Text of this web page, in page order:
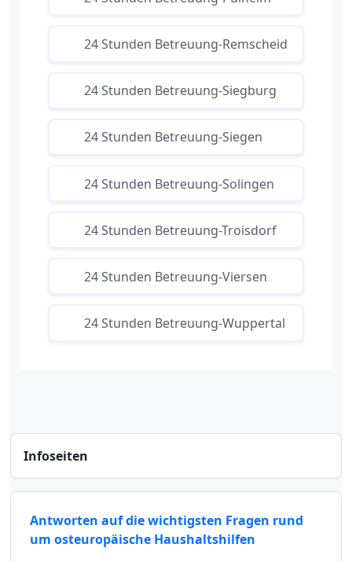
24 Stunden Betreuung-Remscheid
24 Stunden Betreuung-Siegburg
24 Stunden Betreuung-Siegen
24 Stunden Betreuung-Solingen
24 Stunden Betreuung-Troisdorf
24 Stunden Betreuung-Viersen
24 Stunden Betreuung-Wuppertal
Infoseiten
Antworten auf die wichtigsten Fragen rund
um osteuropäische Haushaltshilfen